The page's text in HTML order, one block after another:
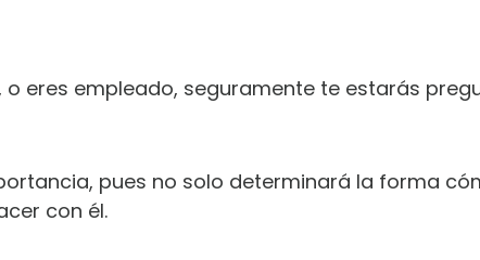
eres empleado, seguramente te estarás
pues no solo determinará la forma
con él.